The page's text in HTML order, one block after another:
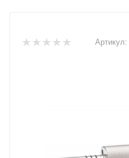
Артикул: